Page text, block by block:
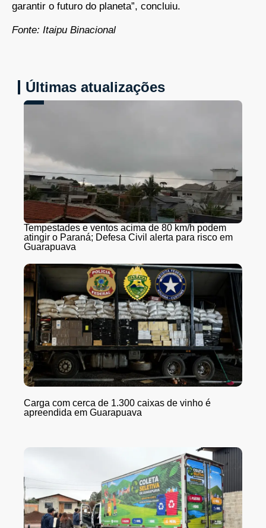
garantir o futuro do planeta”, concluiu.
Fonte: Itaipu Binacional
Últimas atualizações
Tempestades e ventos acima de 80 km/h podem
atingir o Paraná; Defesa Civil alerta para risco em
Guarapuava
Carga com cerca de 1.300 caixas de vinho é
apreendida em Guarapuava